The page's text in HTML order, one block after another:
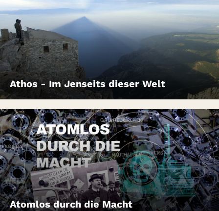
Athos - Im Jenseits dieser Welt
Atomlos durch die Macht